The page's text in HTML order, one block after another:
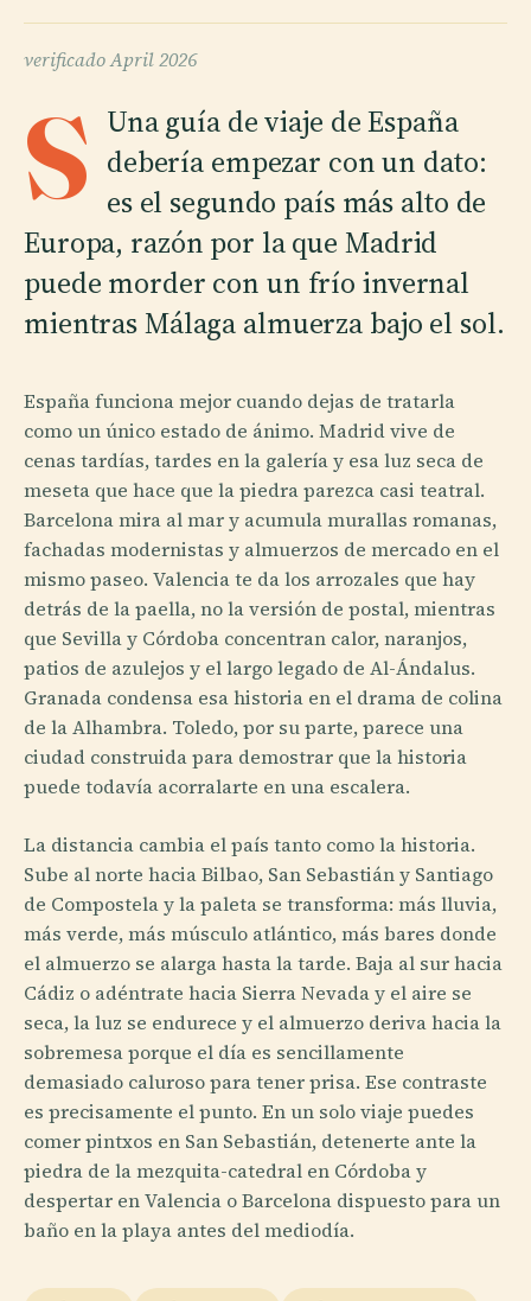
verificadoApril 2026
S Una guía de viaje de España
debería empezar con un dato:
es el segundo país más alto de
Europa, razón por la que Madrid
puede morder con un frío invernal
mientras Málaga almuerza bajo el sol.
España funciona mejor cuando dejas de tratarla
como un único estado de ánimo. Madrid vive de
cenas tardías, tardes en la galería y esa luz seca de
meseta que hace que la piedra parezca casi teatral.
Barcelona mira al mar y acumula murallas romanas,
fachadas modernistas y almuerzos de mercado en el
mismo paseo. Valencia te da los arrozales que hay
detrás de la paella, no la versión de postal, mientras
que Sevilla y Córdoba concentran calor, naranjos,
patios de azulejos y el largo legado de Al-Ándalus.
Granada condensa esa historia en el drama de colina
de la Alhambra. Toledo, por su parte, parece una
ciudad construida para demostrar que la historia
puede todavía acorralarte en una escalera.
La distancia cambia el país tanto como la historia.
Sube al norte hacia Bilbao, San Sebastián y Santiago
de Compostela y la paleta se transforma: más lluvia,
más verde, más músculo atlántico, más bares donde
el almuerzo se alarga hasta la tarde. Baja al sur hacia
Cádiz o adéntrate hacia Sierra Nevada y el aire se
seca, la luz se endurece y el almuerzo deriva hacia la
sobremesa porque el día es sencillamente
demasiado caluroso para tener prisa. Ese contraste
es precisamente el punto. En un solo viaje puedes
comer pintxos en San Sebastián, detenerte ante la
piedra de la mezquita-catedral en Córdoba y
despertar en Valencia o Barcelona dispuesto para un
baño en la playa antes del mediodía.